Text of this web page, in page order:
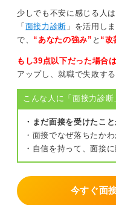
Web面接はカメラ映
後れ毛を最小限にし、
ローしてから、艶の出
避けたいのは、高めの
い印象やTPOにそぐわ
下ろす場合は肩より前
面で整え、面接中に髪
ばずともマイナスには
と安心です。
少しでも不安に感じる人は
「 面接力診断 」を活用し
で、 “あなたの強み” と “改
もし39点以下だった場合
アップし、就職で失敗す
こんな人に「面接力診断
・まだ面接を受けたこ
・面接でなぜ落ちたか
・自信を持って、面接
今すぐ面